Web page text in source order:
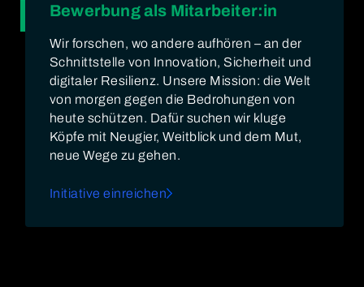
Bewerbung als Mitarbeiter:in
Wir forschen, wo andere aufhören – an der
Schnittstelle von Innovation, Sicherheit und
digitaler Resilienz. Unsere Mission: die Welt
von morgen gegen die Bedrohungen von
heute schützen. Dafür suchen wir kluge
Köpfe mit Neugier, Weitblick und dem Mut,
neue Wege zu gehen.
Initiative einreichen